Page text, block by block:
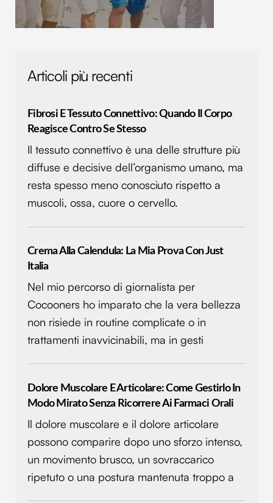
Articoli più recenti
Fibrosi E Tessuto Connettivo: Quando Il Corpo
Reagisce Contro Se Stesso
Il tessuto connettivo è una delle strutture più
diffuse e decisive dell’organismo umano, ma
resta spesso meno conosciuto rispetto a
muscoli, ossa, cuore o cervello.
Crema Alla Calendula: La Mia Prova Con Just
Italia
Nel mio percorso di giornalista per
Cocooners ho imparato che la vera bellezza
non risiede in routine complicate o in
trattamenti inavvicinabili, ma in gesti
Dolore Muscolare E Articolare: Come Gestirlo In
Modo Mirato Senza Ricorrere Ai Farmaci Orali
Il dolore muscolare e il dolore articolare
possono comparire dopo uno sforzo intenso,
un movimento brusco, un sovraccarico
ripetuto o una postura mantenuta troppo a